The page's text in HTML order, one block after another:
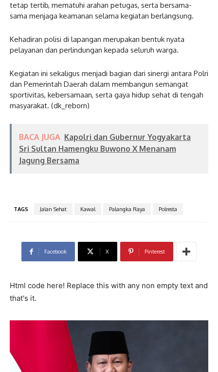
tetap tertib, mematuhi arahan petugas, serta bersama-
sama menjaga keamanan selama kegiatan berlangsung.
Kehadiran polisi di lapangan merupakan bentuk nyata
pelayanan dan perlindungan kepada seluruh warga.
Kegiatan ini sekaligus menjadi bagian dari sinergi antara Polri
dan Pemerintah Daerah dalam membangun semangat
sportivitas, kebersamaan, serta gaya hidup sehat di tengah
masyarakat. (dk_reborn)
BACA JUGA Kapolri dan Gubernur Yogyakarta
Sri Sultan Hamengku Buwono X Menanam
Jagung Bersama
TAGS Jalan Sehat Kawal Palangka Raya Polresta
Facebook X Pinterest
Html code here! Replace this with any non empty text and
that's it.